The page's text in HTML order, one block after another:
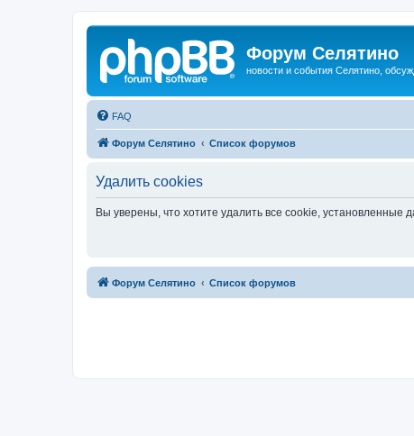
Форум Селятино
новости и события Селятино,
FAQ
Форум Селятино Список форумов
Удалить cookies
Вы уверены, что хотите удалить все cookie, установленные
Форум Селятино Список форумов